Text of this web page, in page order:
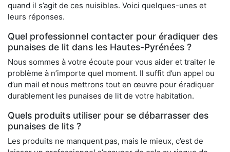
quand il s’agit de ces nuisibles. Voici quelques-unes et
leurs réponses.
Quel professionnel contacter pour éradiquer des
punaises de lit dans les Hautes-Pyrénées ?
Nous sommes à votre écoute pour vous aider et traiter le
problème à n’importe quel moment. Il suffit d’un appel ou
d’un mail et nous mettrons tout en œuvre pour éradiquer
durablement les punaises de lit de votre habitation.
Quels produits utiliser pour se débarrasser des
punaises de lits ?
Les produits ne manquent pas, mais le mieux, c’est de